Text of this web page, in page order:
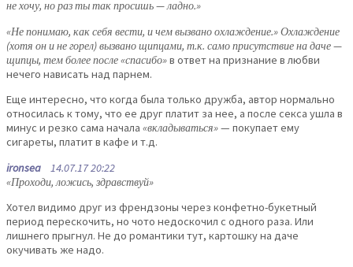
не хочу, но раз ты так просишь — ладно.»
«Не понимаю, как себя вести, и чем вызвано охлаждение.» Охлаждение
(хотя он и не горел) вызвано щипцами, т.к. само присутствие на даче —
щипцы, тем более после «спасибо»в ответ на признание в любви
нечего нависать над парнем.
Еще интересно, что когда была только дружба, автор нормально
относилась к тому, что ее друг платит за нее, а после секса ушла в
минус и резко сама начала «вкладываться»— покупает ему
сигареты, платит в кафе и т.д.
ironsea 14.07.17 20:22
«Проходи, ложись, здравствуй»
Хотел видимо друг из френдзоны через конфетно-букетный
период перескочить, но чото недоскочил с одного раза. Или
лишнего прыгнул. Не до романтики тут, картошку на даче
окучивать же надо.